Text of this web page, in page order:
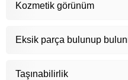
Kozmetik görünüm
Eksik parça bulunup
Taşınabilirlik